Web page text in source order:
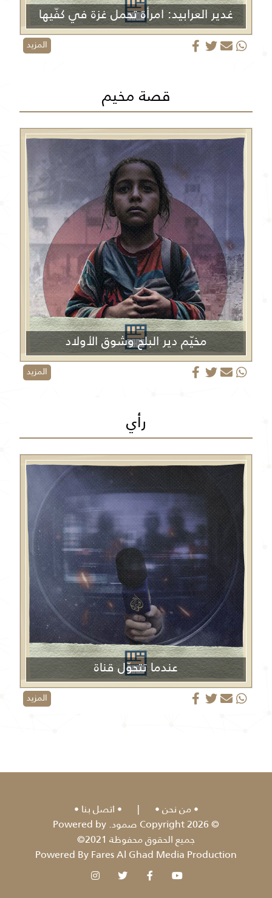
غدير العرابيد: امرأة تحمل غزة في كفّيها
المزيد
قصة مخيم
مخيّم دير البلح وشوق الأولاد
المزيد
رأي
عندما تتحوّل قناة
الجزيرة من منبر إعلامي إلى منصة دعائية
المزيد
من نحن |
اتصل بنا
© 2026 Copyright صمود. Powered by
جميع الحقوق محفوظة 2021©
Powered By Fares Al Ghad Media Production